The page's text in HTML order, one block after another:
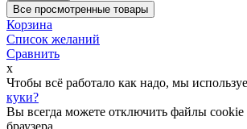
Все просмотренные товары
Корзина
Список желаний
Сравнить
x
Чтобы всё работало как надо, мы
куки?
Вы всегда можете отключить файлы cookie
браузера.